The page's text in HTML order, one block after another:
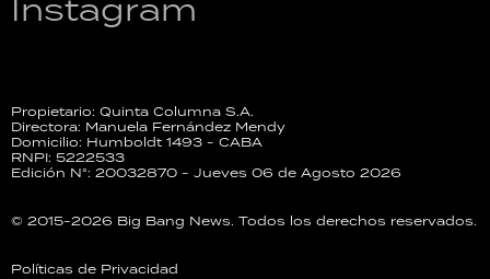
Instagram
Propietario: Quinta Columna S.A.
Directora: Manuela Fernández Mendy
Domicilio: Humboldt 1493 - CABA
RNPI: 5222533
Edición N°: 20032870 - Jueves 06 de Agosto 2026
© 2015-2026 Big Bang News. Todos los derechos reservados.
Políticas de Privacidad